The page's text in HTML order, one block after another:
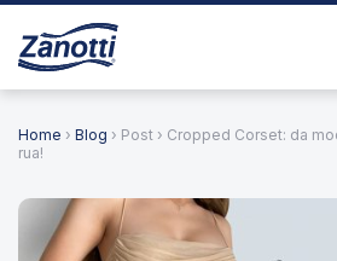
Home › Blog › Post › Cropped Corset: da
rua!